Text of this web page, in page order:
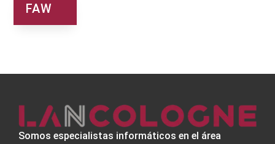
FAW
Somos especialistas informáticos en el área